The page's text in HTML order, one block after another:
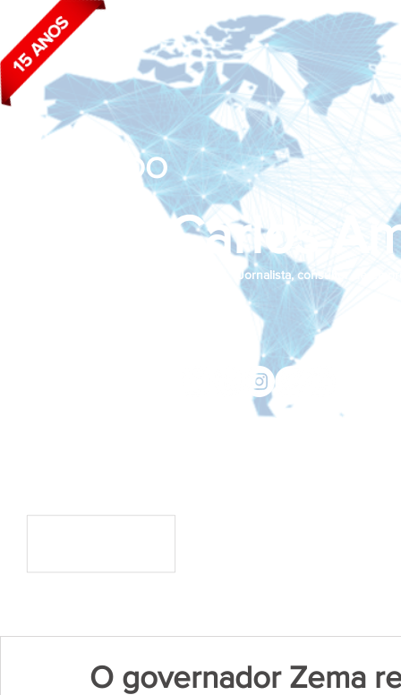
João Carlos
BLOG DO
Jornalista, consultor de
O governador Zema